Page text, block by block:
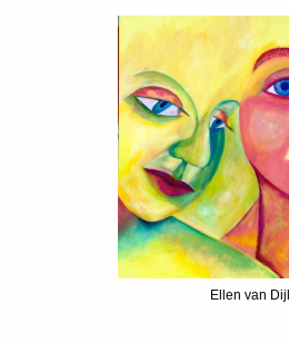
Ellen van